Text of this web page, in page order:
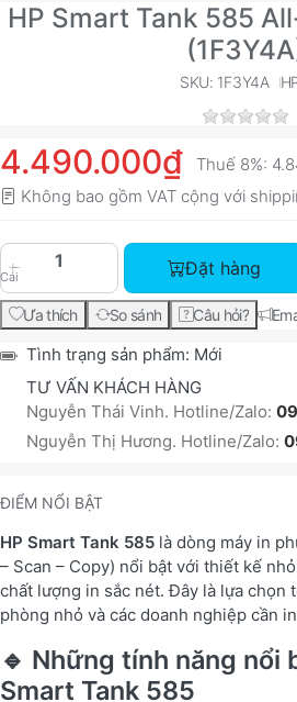
HP Smart Tank 585
SKU: 1F3Y4A
4.490.000₫ Thuế 8%:
Không bao gồm VAT cộng với
Cái
HP Smart Tank 585
Đặt hàng
Ưa thích So sánh Câu hỏi?
Tình trạng sản phẩm: Mới
TƯ VẤN KHÁCH HÀNG
Nguyễn Thái Vinh. Hotline/Zalo:
Nguyễn Thị Hương. Hotline/Zalo:
ĐIỂM NỔI BẬT
HP Smart Tank 585 là dòng máy in
– Scan – Copy) nổi bật với thiết kế
chất lượng in sắc nét. Đây là lựa chọn
phòng nhỏ và các doanh nghiệp cần
🔹 Những tính năng nổi
Smart Tank 585